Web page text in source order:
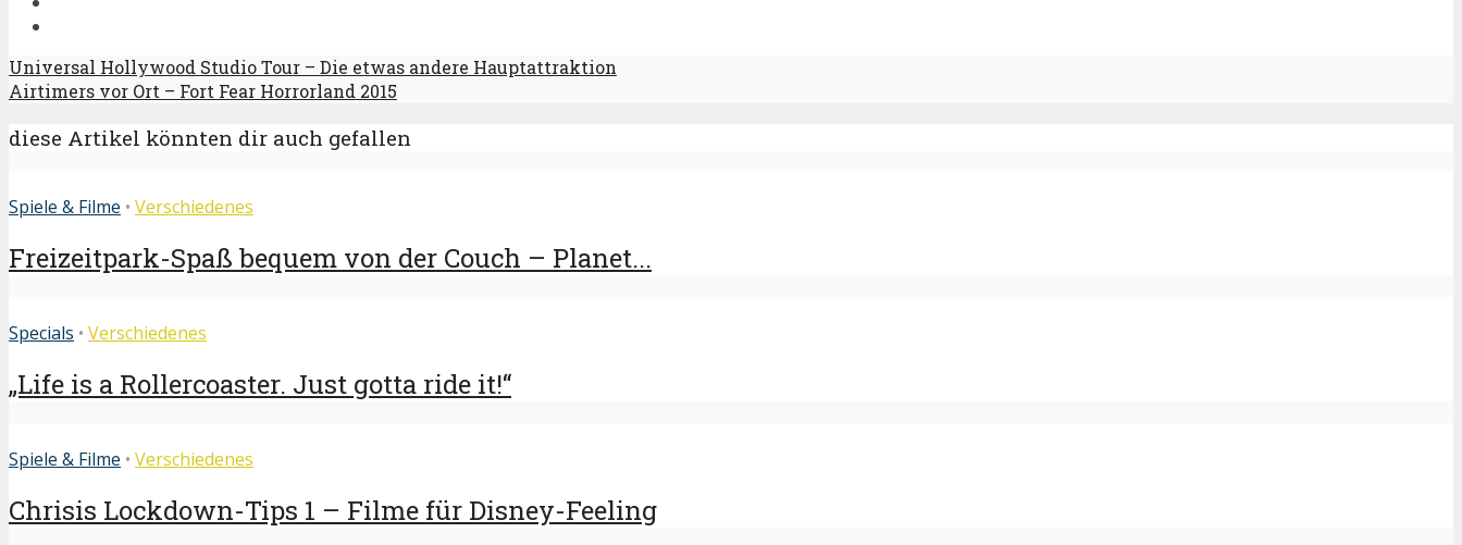
Universal Hollywood Studio Tour – Die etwas andere Hauptattraktion
Airtimers vor Ort – Fort Fear Horrorland 2015
diese Artikel könnten dir auch gefallen
Spiele & Filme • Verschiedenes
Freizeitpark-Spaß bequem von der Couch – Planet...
Specials • Verschiedenes
„Life is a Rollercoaster. Just gotta ride it!“
Spiele & Filme • Verschiedenes
Chrisis Lockdown-Tips 1 – Filme für Disney-Feeling